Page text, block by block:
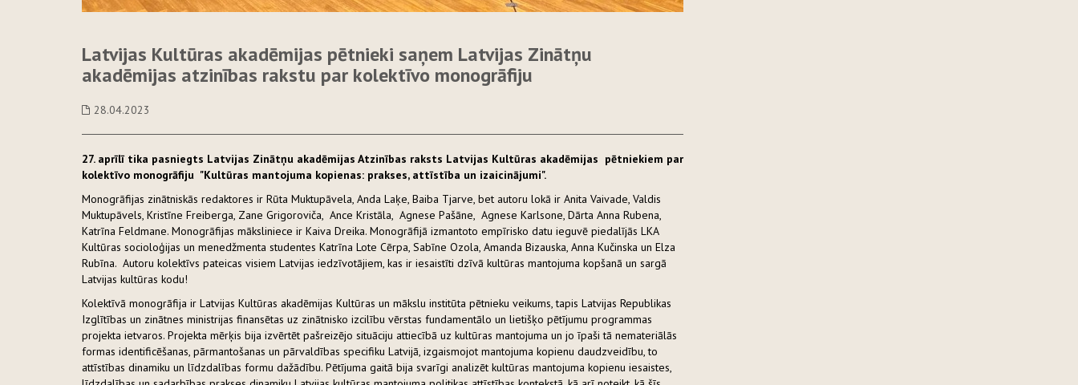
Latvijas Kultūras akadēmijas pētnieki saņem Latvijas Zinātņu
akadēmijas atzinības rakstu par kolektīvo monogrāfiju
28.04.2023
27. aprīlī tika pasniegts Latvijas Zinātņu akadēmijas Atzinības raksts Latvijas Kultūras akadēmijas pētniekiem par
kolektīvo monogrāfiju "Kultūras mantojuma kopienas: prakses, attīstība un izaicinājumi".
Monogrāfijas zinātniskās redaktores ir Rūta Muktupāvela, Anda Laķe, Baiba Tjarve, bet autoru lokā ir Anita Vaivade, Valdis
Muktupāvels, Kristīne Freiberga, Zane Grigoroviča, Ance Kristāla, Agnese Pašāne, Agnese Karlsone, Dārta Anna Rubena,
Katrīna Feldmane. Monogrāfijas māksliniece ir Kaiva Dreika. Monogrāfijā izmantoto empīrisko datu ieguvē piedalījās LKA
Kultūras socioloģijas un menedžmenta studentes Katrīna Lote Cērpa, Sabīne Ozola, Amanda Bizauska, Anna Kučinska un Elza
Rubīna. Autoru kolektīvs pateicas visiem Latvijas iedzīvotājiem, kas ir iesaistīti dzīvā kultūras mantojuma kopšanā un sargā
Latvijas kultūras kodu!
Kolektīvā monogrāfija ir Latvijas Kultūras akadēmijas Kultūras un mākslu institūta pētnieku veikums, tapis Latvijas Republikas
Izglītības un zinātnes ministrijas finansētas uz zinātnisko izcilību vērstas fundamentālo un lietišķo pētījumu programmas
projekta ietvaros. Projekta mērķis bija izvērtēt pašreizējo situāciju attiecībā uz kultūras mantojuma un jo īpaši tā nemateriālās
formas identificēšanas, pārmantošanas un pārvaldības specifiku Latvijā, izgaismojot mantojuma kopienu daudzveidību, to
attīstības dinamiku un līdzdalības formu dažādību. Pētījuma gaitā bija svarīgi analizēt kultūras mantojuma kopienu iesaistes,